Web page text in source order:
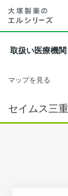
取扱い医療機
マップを見る
セイムス三